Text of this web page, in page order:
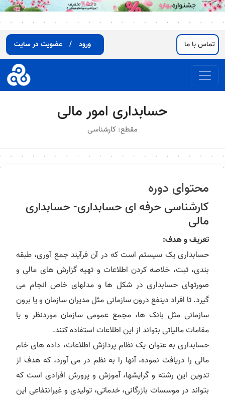
ورود / عضویت در سایت تماس با ما
حسابداری امور مالی
مقطع: کارشناسی
محتوای دوره
کارشناسی حرفه ای حسابداری- حسابداری
مالی
تعریف و هدف:
حسابداری یک سیستم است که در آن فرآیند جمع آوری، طبقه
بندی، ثبت، خلاصه کردن اطلاعات و تهیه گزارش های مالی و
صورتهای حسابداری در شکل ها و مدلهای خاص انجام می
گیرد. تا افراد دینفع درون سازمانی مثل مدیران سازمان و یا برون
سازمانی مثل بانک ها، مجمع عمومی سازمان موردنظر و یا
مقامات مالیاتی بتواند از این اطلاعات استفاده کنند.
حسابداری به عنوان یک نظام پردازش اطلاعات، داده های خام
مالی را دریافت نموده، آنها را به نظم در می آورد، که هدف از
تدوین این رشته و گرایشها، آموزش و پرورش افرادی است که
بتواند در موسسات بازرگانی، خدماتی، تولیدی و غیرانتفاعی این